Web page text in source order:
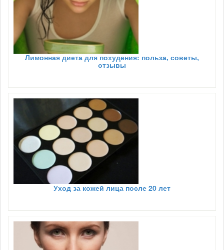
Лимонная диета для похудения: польза, советы,
отзывы
Уход за кожей лица после 20 лет